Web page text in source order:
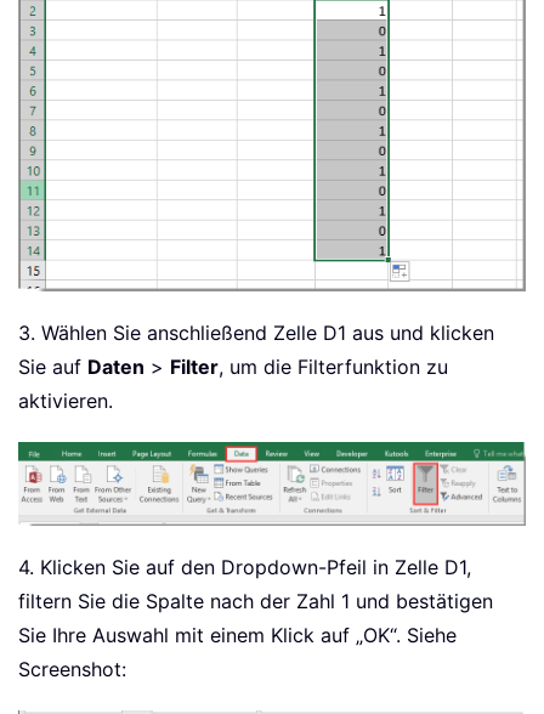
3. Wählen Sie anschließend Zelle D1 aus und klicken
Sie auf Daten > Filter, um die Filterfunktion zu
aktivieren.
4. Klicken Sie auf den Dropdown-Pfeil in Zelle D1,
filtern Sie die Spalte nach der Zahl 1 und bestätigen
Sie Ihre Auswahl mit einem Klick auf „OK“. Siehe
Screenshot: